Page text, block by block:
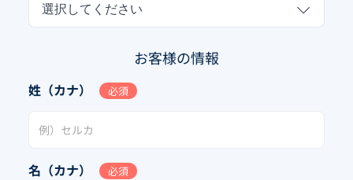
選択してください
お客様の情報
姓（カナ） 必須
名（カナ） 必須